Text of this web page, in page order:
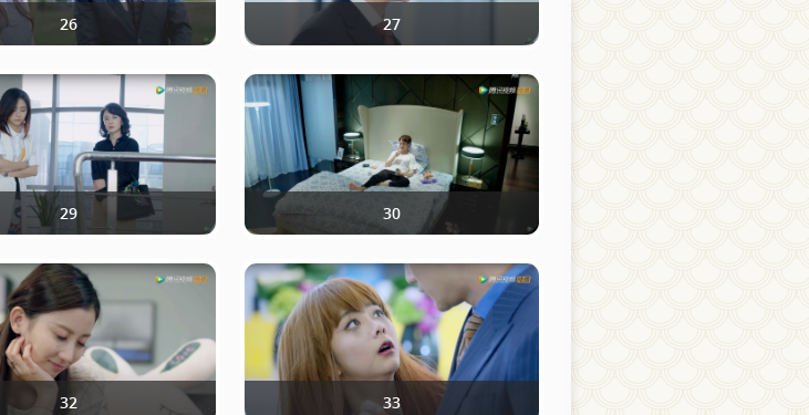
26 27
29 30
32 33